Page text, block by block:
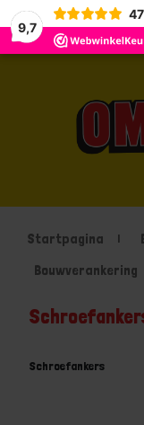
9,7
47
Startpagina
Bouwverankering
Schroefankers